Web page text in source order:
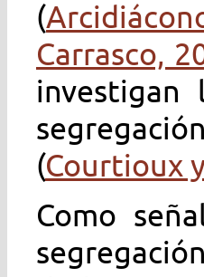
(
Carrasco,
investigan
(Courtioux
Como